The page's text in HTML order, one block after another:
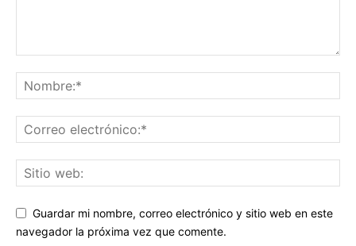
Guardar mi nombre, correo electrónico y sitio web en este
navegador la próxima vez que comente.